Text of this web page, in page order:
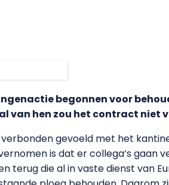
begonnen voor
van hen zou het contract niet
gevoeld met het
is dat er collega’s
terug die al in vaste dienst van